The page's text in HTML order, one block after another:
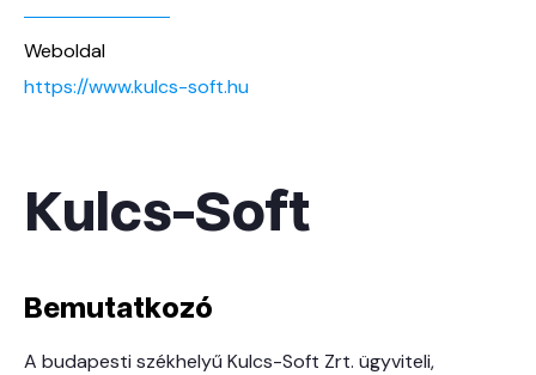
Weboldal
https://www.kulcs-soft.hu
Kulcs-Soft
Bemutatkozó
A budapesti székhelyű Kulcs-Soft Zrt. ügyviteli,